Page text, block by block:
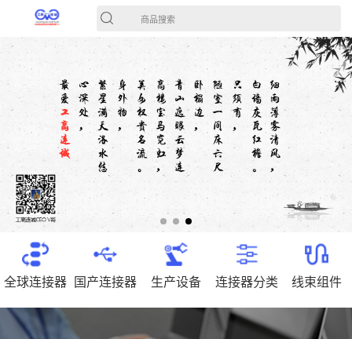
商品搜索
全球连接器 国产连接器 生产设备 连接器分类 线束组件